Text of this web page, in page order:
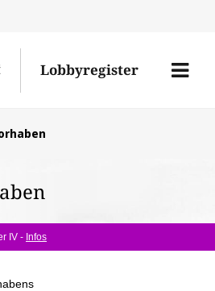
Lobbyregister
Menü
IV - Infos